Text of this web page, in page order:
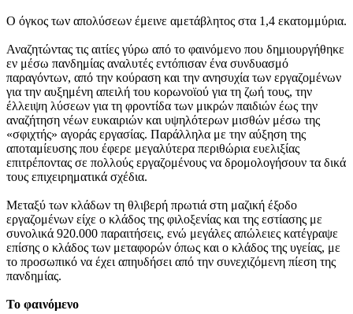
Ο όγκος των απολύσεων έμεινε αμετάβλητος στα 1,4 εκατομμύρια.
Αναζητώντας τις αιτίες γύρω από το φαινόμενο που δημιουργήθηκε
εν μέσω πανδημίας αναλυτές εντόπισαν ένα συνδυασμό
παραγόντων, από την κούραση και την ανησυχία των εργαζομένων
για την αυξημένη απειλή του κορωνοϊού για τη ζωή τους, την
έλλειψη λύσεων για τη φροντίδα των μικρών παιδιών έως την
αναζήτηση νέων ευκαιριών και υψηλότερων μισθών μέσω της
«σφιχτής» αγοράς εργασίας. Παράλληλα με την αύξηση της
αποταμίευσης που έφερε μεγαλύτερα περιθώρια ευελιξίας
επιτρέποντας σε πολλούς εργαζομένους να δρομολογήσουν τα δικά
τους επιχειρηματικά σχέδια.
Μεταξύ των κλάδων τη θλιβερή πρωτιά στη μαζική έξοδο
εργαζομένων είχε ο κλάδος της φιλοξενίας και της εστίασης με
συνολικά 920.000 παραιτήσεις, ενώ μεγάλες απώλειες κατέγραψε
επίσης ο κλάδος των μεταφορών όπως και ο κλάδος της υγείας, με
το προσωπικό να έχει απηυδήσει από την συνεχιζόμενη πίεση της
πανδημίας.
Το φαινόμενο